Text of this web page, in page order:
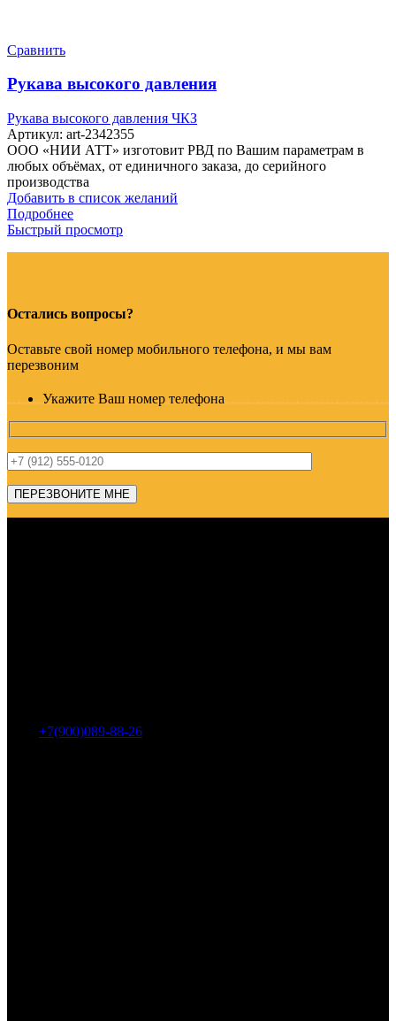
Сравнить
Рукава высокого давления
Рукава высокого давления ЧКЗ
Артикул: art-2342355
ООО «НИИ АТТ» изготовит РВД по Вашим параметрам в
любых объёмах, от единичного заказа, до серийного
производства
Добавить в список желаний
Подробнее
Быстрый просмотр
Остались вопросы?
Оставьте свой номер мобильного телефона, и мы вам
перезвоним
Укажите Ваш номер телефона
+7(900)089-88-26